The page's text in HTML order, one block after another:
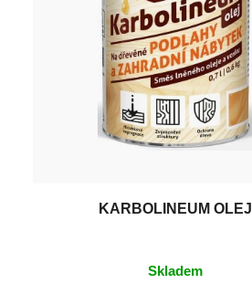
KARBOLINEUM OLEJ
Skladem